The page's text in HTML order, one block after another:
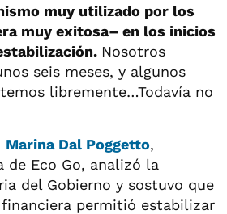
muy utilizado por los
muy exitosa– en los inicios
Nosotros
seis meses, y algunos
libremente…Todavía no
Marina Dal Poggetto,
de Eco Go, analizó la
del Gobierno y sostuvo que
permitió estabilizar